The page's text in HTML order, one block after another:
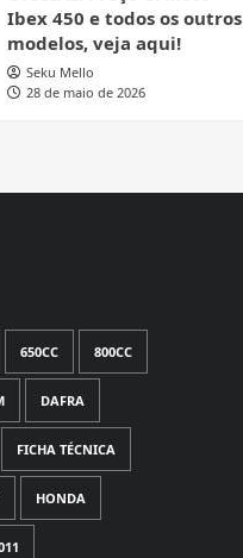
Ibex 450 e todos os outros
modelos, veja aqui!
Seku Mello
28 de maio de 2026
650CC 800CC
DAFRA
FICHA TÉCNICA
HONDA